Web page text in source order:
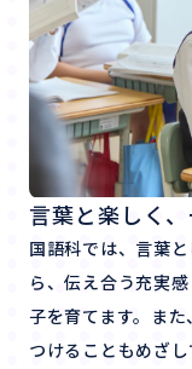
言葉と楽しく
国語科では、言葉
ら、伝え合う充実
子を育てます。ま
つけることもめざ